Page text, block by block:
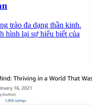
trào đa dạng thần kinh.
hình lại sự hiểu biết của